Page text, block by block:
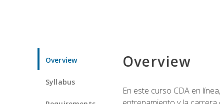
Overview
Syllabus
Overview
En este curso CDA en